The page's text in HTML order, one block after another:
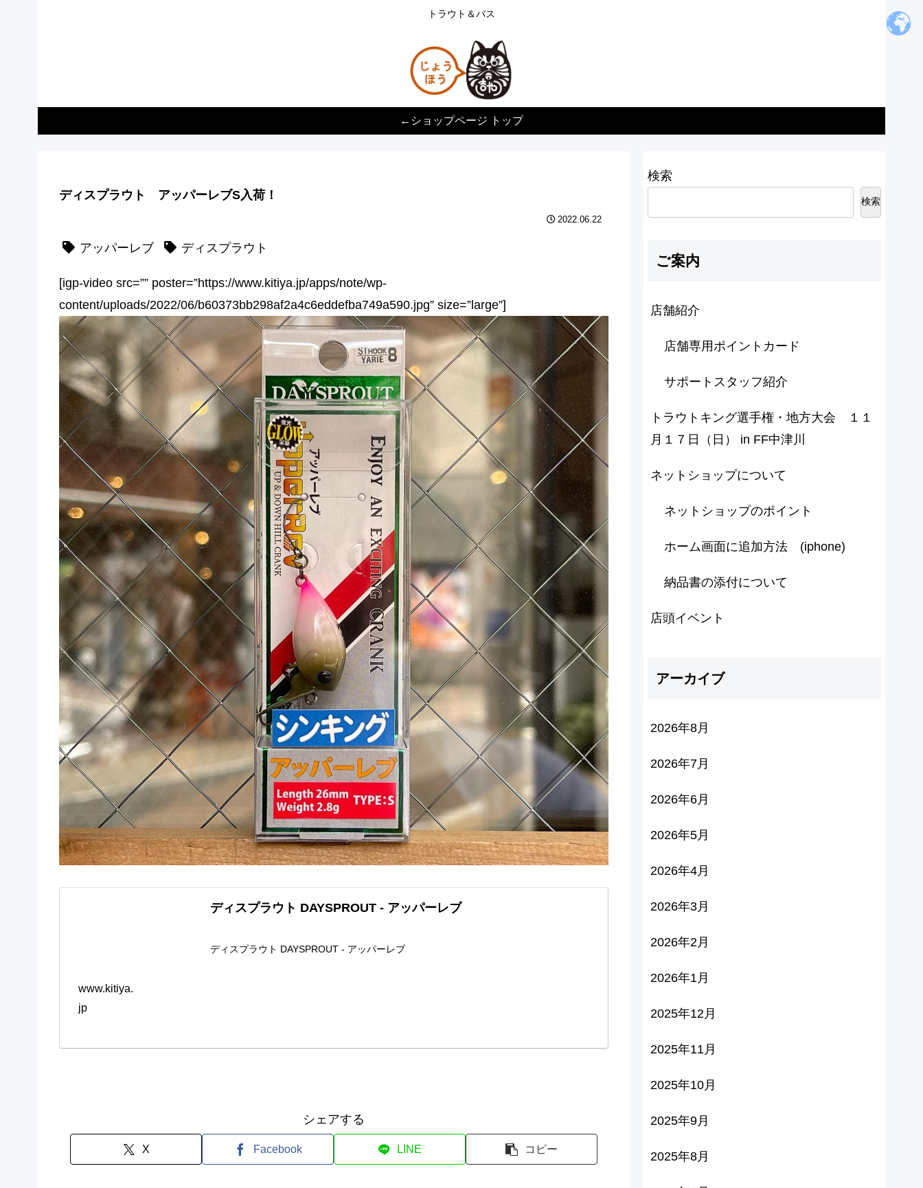
トラウト＆バス
←ショップページ トップ
ディスプラウト アッパーレブS入荷！
2022.06.22
アッパーレブ ディスプラウト
[igp-video src=”” poster=”https://www.kitiya.jp/apps/note/wp-
content/uploads/2022/06/b60373bb298af2a4c6eddefba749a590.jpg” size=”large”]
ディスプラウト DAYSPROUT - アッパーレブ
ディスプラウト DAYSPROUT - アッパーレブ
www.kitiya.
jp
シェアする
X Facebook LINE コピー
検索
検索
ご案内
店舗紹介
店舗専用ポイントカード
サポートスタッフ紹介
トラウトキング選手権・地方大会 １１
月１７日（日） in FF中津川
ネットショップについて
ネットショップのポイント
ホーム画面に追加方法 (iphone)
納品書の添付について
店頭イベント
アーカイブ
2026年8月
2026年7月
2026年6月
2026年5月
2026年4月
2026年3月
2026年2月
2026年1月
2025年12月
2025年11月
2025年10月
2025年9月
2025年8月